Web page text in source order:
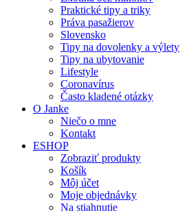
Praktické tipy a triky
Práva pasažierov
Slovensko
Tipy na dovolenky a výlety
Tipy na ubytovanie
Lifestyle
Coronavírus
Často kladené otázky
O Janke
Niečo o mne
Kontakt
ESHOP
Zobraziť produkty
Košík
Môj účet
Moje objednávky
Na stiahnutie